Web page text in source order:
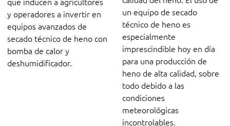
y operadores a invertir en
equipos avanzados de
secado técnico de heno con
bomba de calor y
deshumidificador.
un equipo de secado
técnico de heno es
especialmente
imprescindible hoy en día
para una producción de
heno de alta calidad, sobre
todo debido a las
condiciones
meteorológicas
incontrolables.